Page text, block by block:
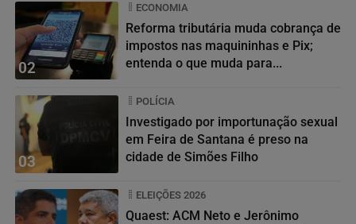
02
ECONOMIA
Reforma tributária muda cobrança de
impostos nas maquininhas e Pix;
entenda o que muda para...
03
POLÍCIA
Investigado por importunação sexual
em Feira de Santana é preso na
cidade de Simões Filho
ELEIÇÕES 2026
Quaest: ACM Neto e Jerônimo